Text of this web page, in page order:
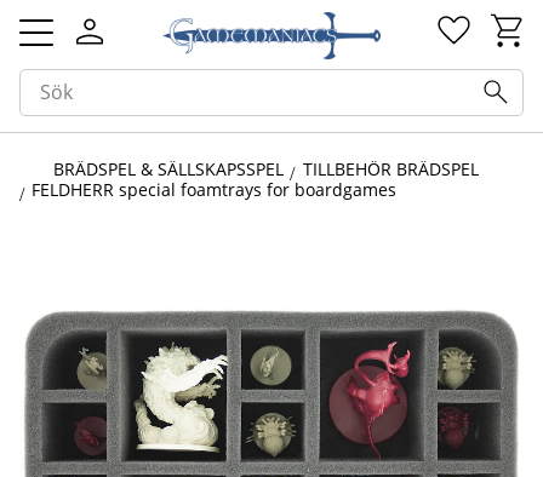
Meny
BRÄDSPEL & SÄLLSKAPSSPEL
TILLBEHÖR BRÄDSPEL
FELDHERR special foamtrays for boardgames